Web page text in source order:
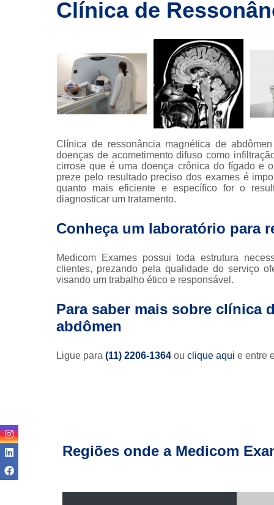
imagem
Exames de
ressonância
magnética
Exames de
tomografia
Exames de
tomografia
Clínica de
Clínica de ressonância magnética de
doenças de acometimento difuso como
cirrose que é uma doença crônica do fígado e
preze pelo resultado preciso dos exames é
quanto mais eficiente e específico for o
diagnosticar um tratamento.
Conheça um laboratório para
Medicom Exames possui toda estrutura
clientes, prezando pela qualidade do serviço
visando um trabalho ético e responsável.
Para saber mais sobre clínica
abdômen
Ligue para (11) 2206-1364 ou clique aqui e entre
Regiões onde a Medicom